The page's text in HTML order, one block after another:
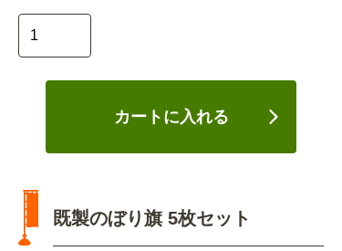
カートに入れる
既製のぼり旗 5枚セット